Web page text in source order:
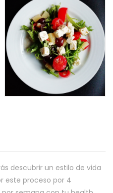
descubrir un estilo de vida
este proceso por 4